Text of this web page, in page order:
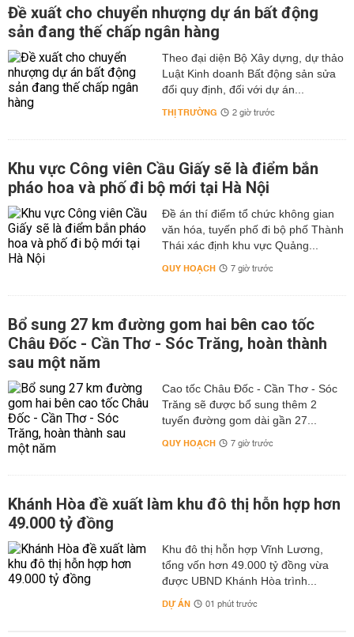
Đề xuất cho chuyển nhượng dự án bất động
sản đang thế chấp ngân hàng
Theo đại diện Bộ Xây dựng, dự thảo
Luật Kinh doanh Bất động sản sửa
đổi quy định, đối với dự án...
THỊ TRƯỜNG 2 giờ trước
Khu vực Công viên Cầu Giấy sẽ là điểm bắn
pháo hoa và phố đi bộ mới tại Hà Nội
Đề án thí điểm tổ chức không gian
văn hóa, tuyến phố đi bộ phố Thành
Thái xác định khu vực Quảng...
QUY HOẠCH 7 giờ trước
Bổ sung 27 km đường gom hai bên cao tốc
Châu Đốc - Cần Thơ - Sóc Trăng, hoàn thành
sau một năm
Cao tốc Châu Đốc - Cần Thơ - Sóc
Trăng sẽ được bổ sung thêm 2
tuyến đường gom dài gần 27...
QUY HOẠCH 7 giờ trước
Khánh Hòa đề xuất làm khu đô thị hỗn hợp hơn
49.000 tỷ đồng
Khu đô thị hỗn hợp Vĩnh Lương,
tổng vốn hơn 49.000 tỷ đồng vừa
được UBND Khánh Hòa trình...
DỰ ÁN 01 phút trước